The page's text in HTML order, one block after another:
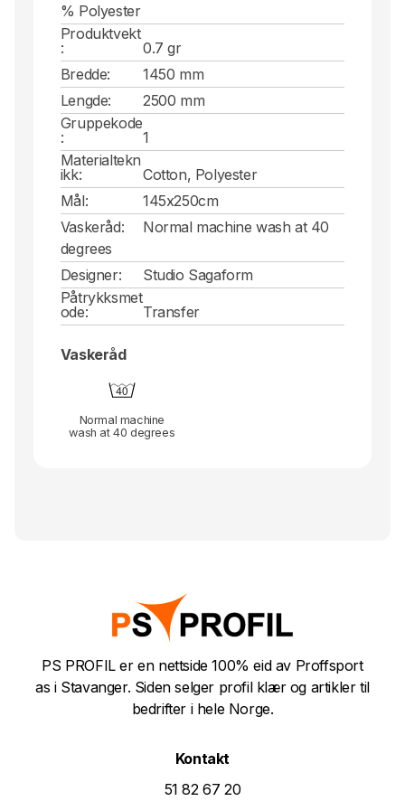
% Polyester
Produktvekt
:
0.7 gr
Bredde:
1450 mm
Lengde:
2500 mm
Gruppekode
:
1
Materialtekn
ikk:
Cotton, Polyester
Mål:
145x250cm
Vaskeråd:
Normal machine wash at 40
degrees
Designer:
Studio Sagaform
Påtrykksmet
ode:
Transfer
Vaskeråd
Normal machine
wash at 40 degrees
PS PROFIL er en nettside 100% eid av Proffsport
as i Stavanger. Siden selger profil klær og artikler til
bedrifter i hele Norge.
Kontakt
51 82 67 20